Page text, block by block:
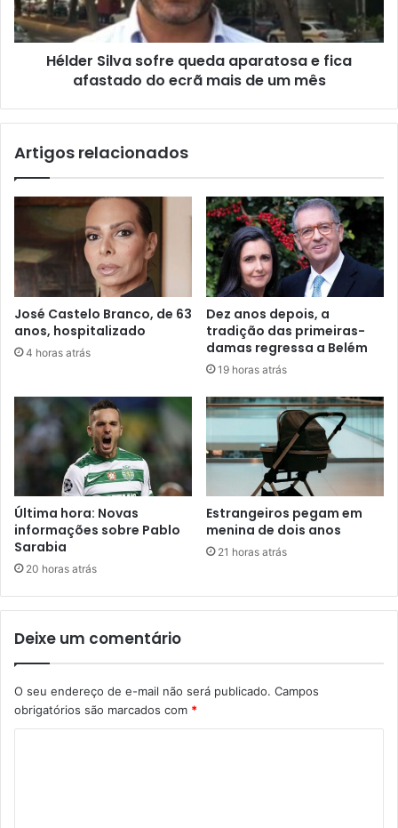
Hélder Silva sofre queda aparatosa e fica
afastado do ecrã mais de um mês
Artigos relacionados
José Castelo Branco, de 63
anos, hospitalizado
4 horas atrás
Dez anos depois, a
tradição das primeiras-
damas regressa a Belém
19 horas atrás
Última hora: Novas
informações sobre Pablo
Sarabia
20 horas atrás
Estrangeiros pegam em
menina de dois anos
21 horas atrás
Deixe um comentário
O seu endereço de e-mail não será publicado. Campos
obrigatórios são marcados com *